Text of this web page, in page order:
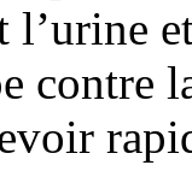
l’urine
contre